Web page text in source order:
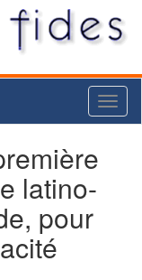
latino-
pour